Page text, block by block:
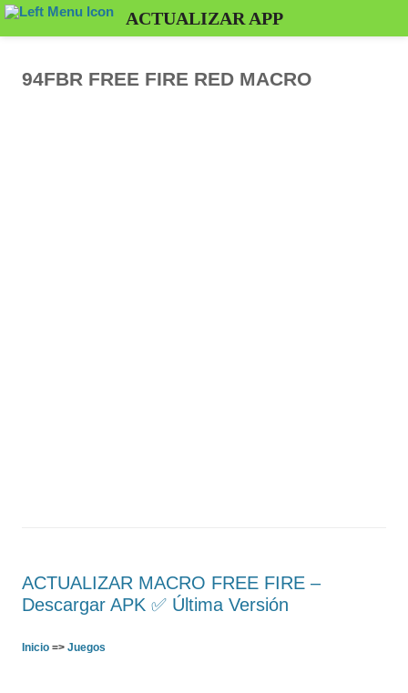
94FBR FREE FIRE RED MACRO
ACTUALIZAR MACRO FREE FIRE –
Descargar APK ✅️ Última Versión
Inicio => Juegos
ACTUALIZAR APP